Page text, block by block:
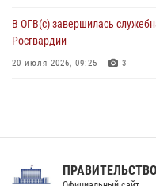
В ОГВ(с) завершилась
Росгвардии
20 июля 2026, 09:25 3
Праздник «Один день с